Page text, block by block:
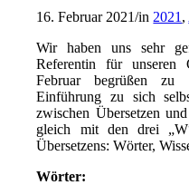
16. Februar 2021/in 2021 ,
Wir haben uns sehr
Referentin für unseren
Februar begrüßen zu
Einführung zu sich
zwischen Übersetzen
gleich mit den drei
Übersetzens: Wörter,
Wörter: